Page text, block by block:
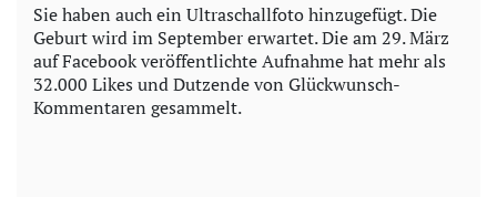
Sie haben auch ein Ultraschallfoto hinzugefügt. Die
Geburt wird im September erwartet. Die am 29. März
auf Facebook veröffentlichte Aufnahme hat mehr als
32.000 Likes und Dutzende von Glückwunsch-
Kommentaren gesammelt.